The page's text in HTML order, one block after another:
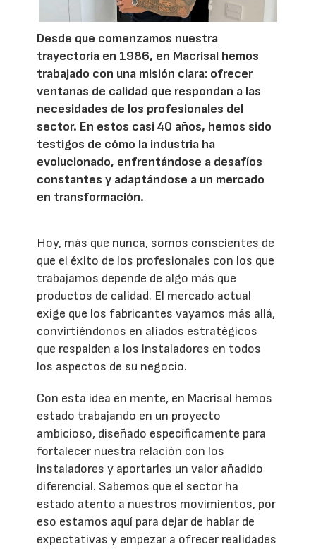
Desde que comenzamos nuestra
trayectoria en 1986, en Macrisal hemos
trabajado con una misión clara: ofrecer
ventanas de calidad que respondan a las
necesidades de los profesionales del
sector. En estos casi 40 años, hemos sido
testigos de cómo la industria ha
evolucionado, enfrentándose a desafíos
constantes y adaptándose a un mercado
en transformación.
Hoy, más que nunca, somos conscientes de
que el éxito de los profesionales con los que
trabajamos depende de algo más que
productos de calidad. El mercado actual
exige que los fabricantes vayamos más allá,
convirtiéndonos en aliados estratégicos
que respalden a los instaladores en todos
los aspectos de su negocio.
Con esta idea en mente, en Macrisal hemos
estado trabajando en un proyecto
ambicioso, diseñado específicamente para
fortalecer nuestra relación con los
instaladores y aportarles un valor añadido
diferencial. Sabemos que el sector ha
estado atento a nuestros movimientos, por
eso estamos aquí para dejar de hablar de
expectativas y empezar a ofrecer realidades